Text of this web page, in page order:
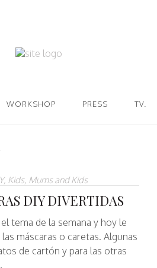
WORKSHOP PRESS TV.
, Kids, Mums and Kids
DIY DIVERTIDAS
tema de la semana y hoy le
máscaras o caretas. Algunas
de cartón y para las otras